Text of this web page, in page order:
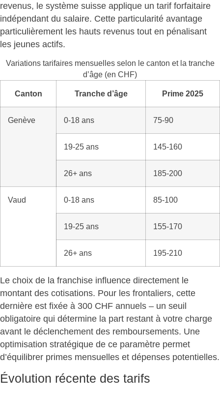
revenus, le système suisse applique un tarif forfaitaire
indépendant du salaire. Cette particularité avantage
particulièrement les hauts revenus tout en pénalisant
les jeunes actifs.
Variations tarifaires mensuelles selon le canton et la tranche
d’âge (en CHF)
Canton Tranche d’âge Prime 2025
Genève 0-18 ans 75-90
19-25 ans 145-160
26+ ans 185-200
Vaud 0-18 ans 85-100
19-25 ans 155-170
26+ ans 195-210
Le choix de la franchise influence directement le
montant des cotisations. Pour les frontaliers, cette
dernière est fixée à 300 CHF annuels – un seuil
obligatoire qui détermine la part restant à votre charge
avant le déclenchement des remboursements. Une
optimisation stratégique de ce paramètre permet
d’équilibrer primes mensuelles et dépenses potentielles.
Évolution récente des tarifs